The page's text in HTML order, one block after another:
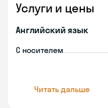
Услуги и цены
Английский язык
С носителем
Читать дальше